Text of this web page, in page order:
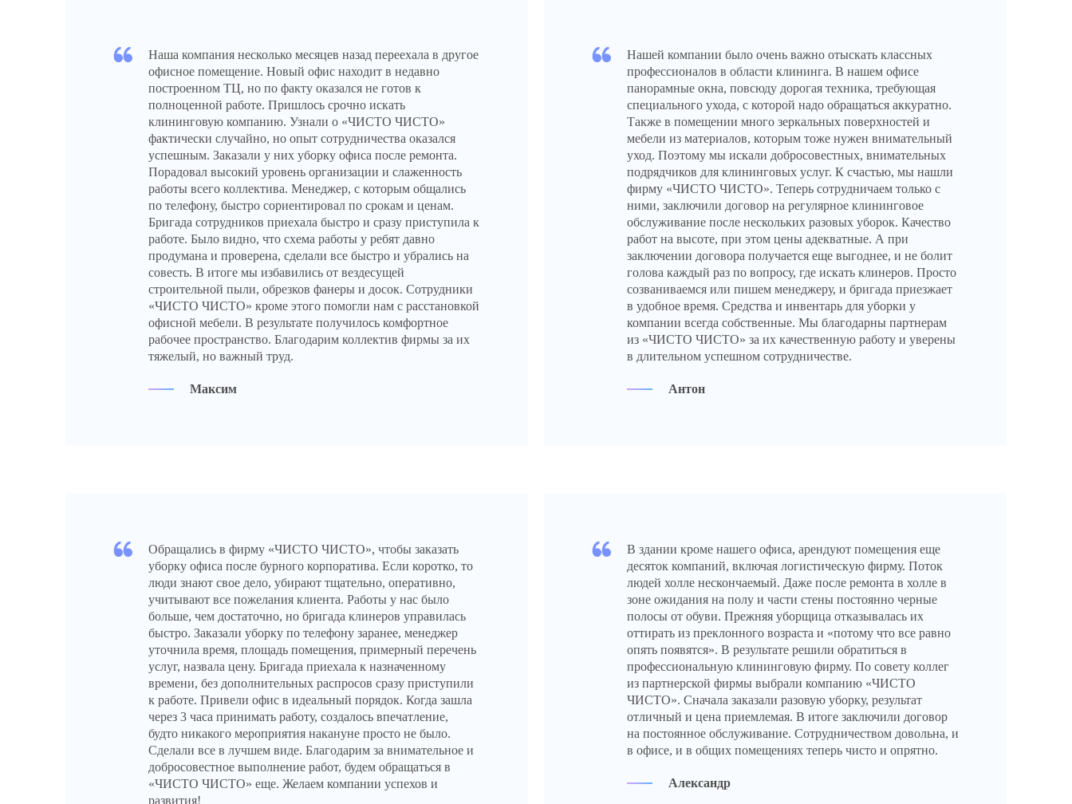
Наша компания несколько месяцев назад переехала в другое
офисное помещение. Новый офис находит в недавно
построенном ТЦ, но по факту оказался не готов к
полноценной работе. Пришлось срочно искать
клининговую компанию. Узнали о «ЧИСТО ЧИСТО»
фактически случайно, но опыт сотрудничества оказался
успешным. Заказали у них уборку офиса после ремонта.
Порадовал высокий уровень организации и слаженность
работы всего коллектива. Менеджер, с которым общались
по телефону, быстро сориентировал по срокам и ценам.
Бригада сотрудников приехала быстро и сразу приступила к
работе. Было видно, что схема работы у ребят давно
продумана и проверена, сделали все быстро и убрались на
совесть. В итоге мы избавились от вездесущей
строительной пыли, обрезков фанеры и досок. Сотрудники
«ЧИСТО ЧИСТО» кроме этого помогли нам с расстановкой
офисной мебели. В результате получилось комфортное
рабочее пространство. Благодарим коллектив фирмы за их
тяжелый, но важный труд.
Максим
Нашей компании было очень важно отыскать классных
профессионалов в области клининга. В нашем офисе
панорамные окна, повсюду дорогая техника, требующая
специального ухода, с которой надо обращаться аккуратно.
Также в помещении много зеркальных поверхностей и
мебели из материалов, которым тоже нужен внимательный
уход. Поэтому мы искали добросовестных, внимательных
подрядчиков для клининговых услуг. К счастью, мы нашли
фирму «ЧИСТО ЧИСТО». Теперь сотрудничаем только с
ними, заключили договор на регулярное клининговое
обслуживание после нескольких разовых уборок. Качество
работ на высоте, при этом цены адекватные. А при
заключении договора получается еще выгоднее, и не болит
голова каждый раз по вопросу, где искать клинеров. Просто
созваниваемся или пишем менеджеру, и бригада приезжает
в удобное время. Средства и инвентарь для уборки у
компании всегда собственные. Мы благодарны партнерам
из «ЧИСТО ЧИСТО» за их качественную работу и уверены
в длительном успешном сотрудничестве.
Антон
Обращались в фирму «ЧИСТО ЧИСТО», чтобы заказать
уборку офиса после бурного корпоратива. Если коротко, то
люди знают свое дело, убирают тщательно, оперативно,
учитывают все пожелания клиента. Работы у нас было
больше, чем достаточно, но бригада клинеров управилась
быстро. Заказали уборку по телефону заранее, менеджер
уточнила время, площадь помещения, примерный перечень
услуг, назвала цену. Бригада приехала к назначенному
времени, без дополнительных распросов сразу приступили
к работе. Привели офис в идеальный порядок. Когда зашла
через 3 часа принимать работу, создалось впечатление,
будто никакого мероприятия накануне просто не было.
Сделали все в лучшем виде. Благодарим за внимательное и
добросовестное выполнение работ, будем обращаться в
«ЧИСТО ЧИСТО» еще. Желаем компании успехов и
развития!
В здании кроме нашего офиса, арендуют помещения еще
десяток компаний, включая логистическую фирму. Поток
людей холле нескончаемый. Даже после ремонта в холле в
зоне ожидания на полу и части стены постоянно черные
полосы от обуви. Прежняя уборщица отказывалась их
оттирать из преклонного возраста и «потому что все равно
опять появятся». В результате решили обратиться в
профессиональную клининговую фирму. По совету коллег
из партнерской фирмы выбрали компанию «ЧИСТО
ЧИСТО». Сначала заказали разовую уборку, результат
отличный и цена приемлемая. В итоге заключили договор
на постоянное обслуживание. Сотрудничеством довольна, и
в офисе, и в общих помещениях теперь чисто и опрятно.
Александр